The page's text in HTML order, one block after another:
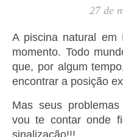
27 de
A piscina natural em Ilhabela é a nova moda do
momento. Todo
que, por algum
encontrar a posição
Mas seus
vou te contar onde